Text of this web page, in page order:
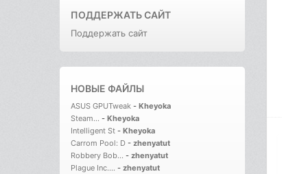
ПОДДЕРЖАТЬ САЙТ
Поддержать сайт
НОВЫЕ ФАЙЛЫ
ASUS GPUTweak - Kheyoka
Steam... - Kheyoka
Intelligent St - Kheyoka
Carrom Pool: D - zhenyatut
Robbery Bob... - zhenyatut
Plague Inc.... - zhenyatut